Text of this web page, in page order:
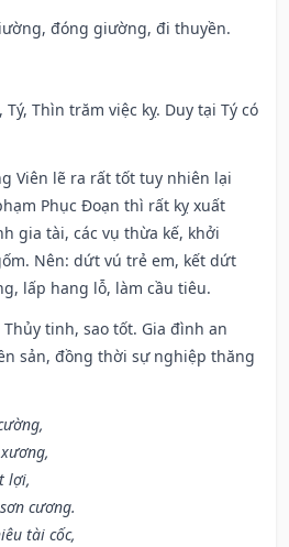
đóng giường, đi thuyền.
Thìn trăm việc kỵ. Duy tại Tý có
Viên lẽ ra rất tốt tuy nhiên lại
Phục Đoạn thì rất kỵ xuất
gia tài, các vụ thừa kế, khởi
Nên: dứt vú trẻ em, kết dứt
lấp hang lỗ, làm cầu tiêu.
Thủy tinh, sao tốt. Gia đình an
sản, đồng thời sự nghiệp thăng
lợi,
cương.
tài cốc,